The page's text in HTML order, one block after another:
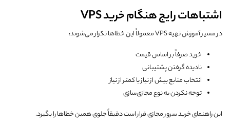
اشتباهات رایج هنگام خرید VPS
در مسیر آموزش تهیه VPS معمولاً این خطاها تکرار می‌شوند:
خرید صرفاً بر اساس قیمت
نادیده گرفتن پشتیبانی
انتخاب منابع بیش از نیاز یا کمتر از نیاز
توجه نکردن به نوع مجازی‌سازی
این راهنمای خرید سرور مجازی قرار است دقیقاً جلوی همین خطاها را بگیرد.